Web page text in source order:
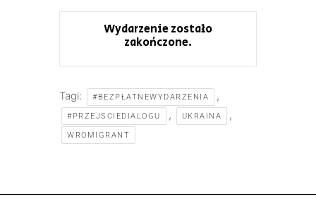
Wydarzenie zostało
zakończone.
Tagi: #BEZPŁATNEWYDARZENIA ,
#PRZEJSCIEDIALOGU , UKRAINA ,
WROMIGRANT